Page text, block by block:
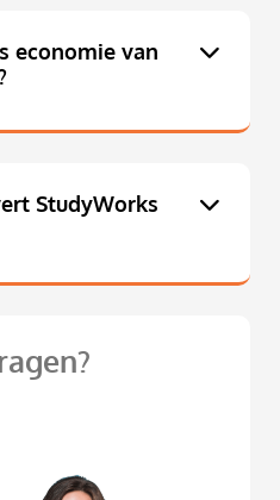
economie van
StudyWorks